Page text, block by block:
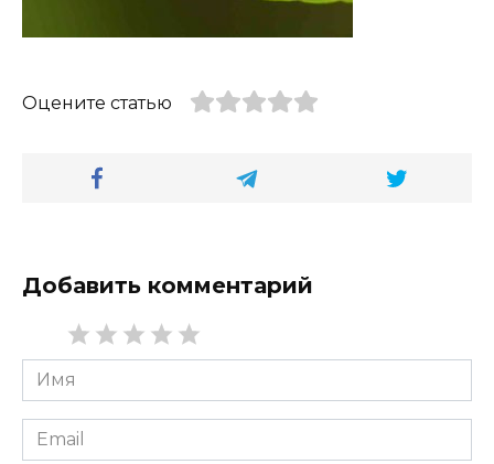
Оцените статью
Добавить комментарий
Имя
*
Email
*